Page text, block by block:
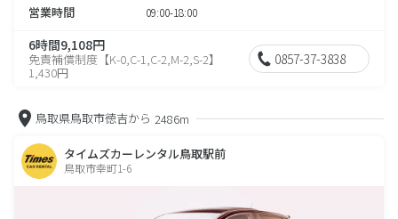
営業時間 09:00-18:00
6時間9,108円
免責補償制度【K-0,C-1,C-2,M-2,S-2】
1,430円
0857-37-3838
鳥取県鳥取市徳吉から 2486m
タイムズカーレンタル鳥取駅前
鳥取市幸町1-6